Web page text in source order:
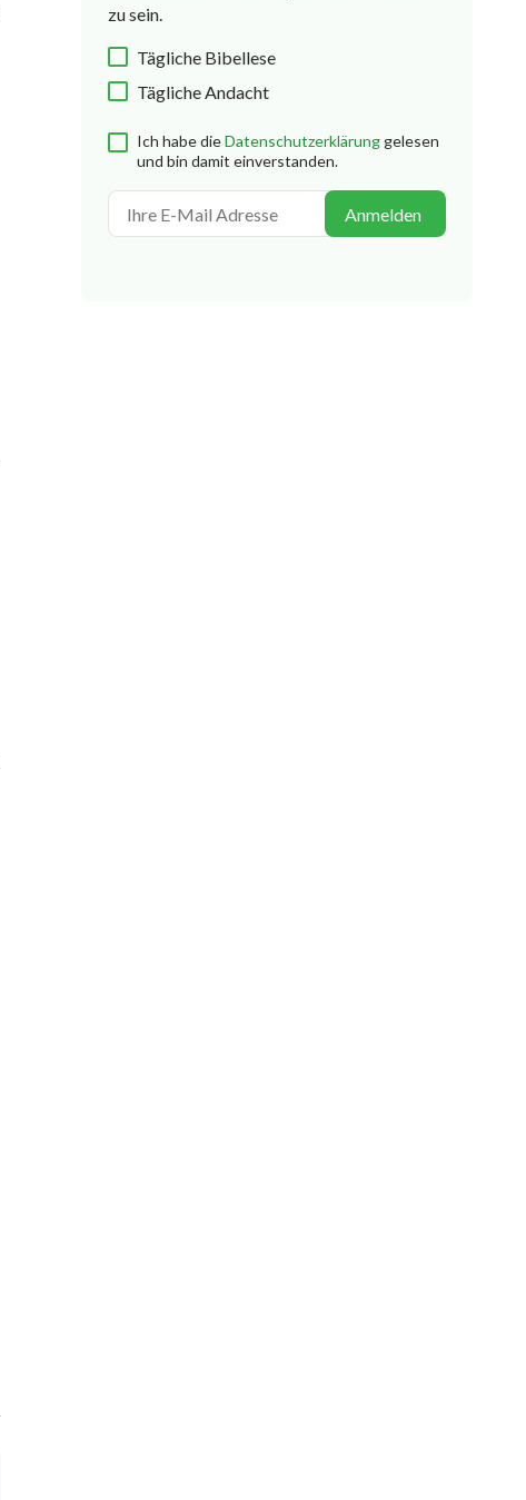
zu sein.
Tägliche Bibellese
Tägliche Andacht
Ich habe dieDatenschutzerklärung gelesen
und bin damit einverstanden.